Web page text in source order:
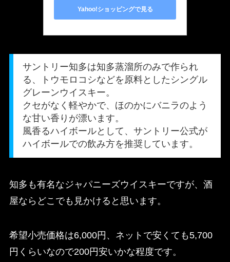
Yahoo!ショッピングで見る
サントリー知多は知多蒸溜所のみで作られ
る、トウモロコシなどを原料としたシングル
グレーンウイスキー。
クセがなく軽やかで、ほのかにバニラのよう
な甘い香りが漂います。
風香るハイボールとして、サントリー公式が
ハイボールでの飲み方を推奨しています。
知多も有名なジャパニーズウイスキーですが、酒
屋ならどこでも見かけると思います。
希望小売価格は6,000円、ネットで安くても5,700
円くらいなので200円安いかな程度です。